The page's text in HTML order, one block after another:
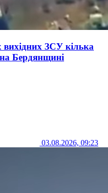
вихідних ЗСУ кілька
Бердянщині
03.08.2026, 09:23